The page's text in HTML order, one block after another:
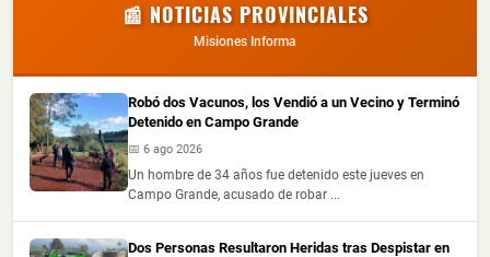
📰 NOTICIAS PROVINCIALES
Misiones Informa
Robó dos Vacunos, los Vendió a un Vecino y Terminó
Detenido en Campo Grande
📅 6 ago 2026
Un hombre de 34 años fue detenido este jueves en
Campo Grande, acusado de robar ...
Dos Personas Resultaron Heridas tras Despistar en